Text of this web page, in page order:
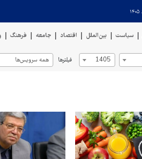
سیاست بین‌الملل اقتصاد جامعه فرهنگ
1405 فیلترها همه سرویس‌ها